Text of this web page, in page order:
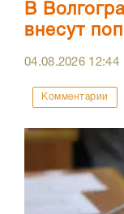
В
внесут
04.08.2026 12:44
Комментарии